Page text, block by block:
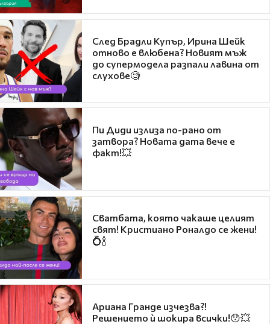
След Брадли Купър, Ирина Шейк
отново е влюбена? Новият мъж
до супермодела разпали лавина от
слухове🧐
Пи Диди излиза по-рано от
затвора? Новата дата вече е
факт!💥
Сватбата, която чакаше целият
свят! Кристиано Роналдо се жени!
💍🍾
Ариана Гранде изчезва?!
Решението ѝ шокира всички!😯💥